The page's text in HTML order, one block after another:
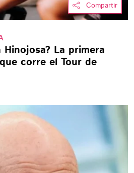
Compartir
La primera
corre el Tour de